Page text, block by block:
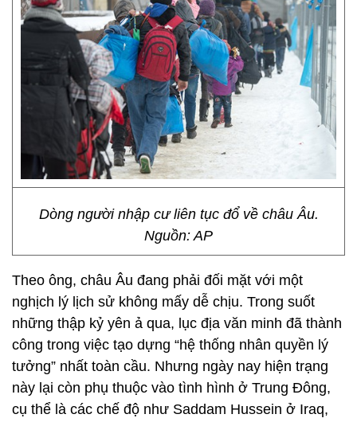
Dòng người nhập cư liên tục đổ về châu Âu.
Nguồn: AP
Theo ông, châu Âu đang phải đối mặt với một
nghịch lý lịch sử không mấy dễ chịu. Trong suốt
những thập kỷ yên ả qua, lục địa văn minh đã thành
công trong việc tạo dựng “hệ thống nhân quyền lý
tưởng” nhất toàn cầu. Nhưng ngày nay hiện trạng
này lại còn phụ thuộc vào tình hình ở Trung Đông,
cụ thể là các chế độ như Saddam Hussein ở Iraq,